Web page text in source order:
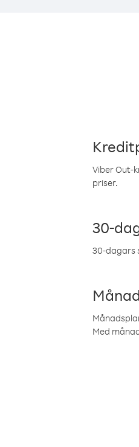
Viber Out-
priser.
30-
30-dagars
Med